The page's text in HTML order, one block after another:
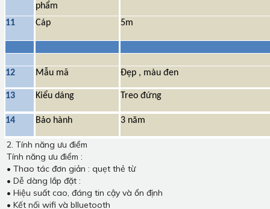
phẩm
11
Cáp 5m
12 Mẫu mã Đẹp , màu đen
13 Kiểu dáng Treo đứng
14 Bảo hành 3 năm
2. Tính năng ưu điểm
Tính năng ưu điểm :
• Thao tác đơn giản : quẹt thẻ từ
• Dễ dàng lắp đặt :
• Hiệu suất cao, đáng tin cậy và ổn định
• Kết nối wifi và blluetooth